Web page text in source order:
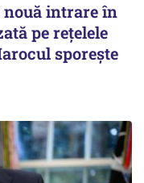
nouă intrare în
pe rețelele
sporește